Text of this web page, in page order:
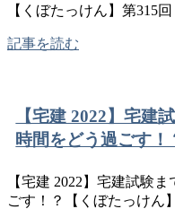
【くぼたっけん】第315回
記事を読む
【宅建 2022】宅建
時間をどう過ごす
【宅建 2022】宅建試験
ごす！？【くぼたっけん